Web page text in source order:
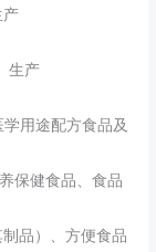
生产
用途配方食品及
保健食品、食品
品）、方便食品